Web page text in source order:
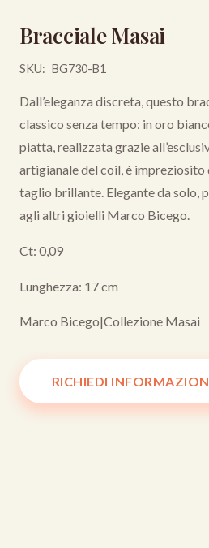
Bracciale Masai
SKU: BG730-B1
Dall’eleganza discreta, questo
classico senza tempo: in oro
piatta, realizzata grazie
artigianale del coil, è impreziosito
taglio brillante. Elegante da solo,
agli altri gioielli Marco Bicego.
Ct: 0,09
Lunghezza: 17 cm
Marco Bicego|Collezione Masai
RICHIEDI